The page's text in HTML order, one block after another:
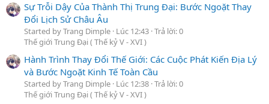
Sự Trỗi Dậy Của Thành Thị Trung Đại: Bước Ngoặt Thay
Đổi Lịch Sử Châu Âu
Started by Trang Dimple Lúc 12:43 Trả lời: 0
Thế giới Trung Đại ( Thế kỷ V - XVI )
Hành Trình Thay Đổi Thế Giới: Các Cuộc Phát Kiến Địa Lý
và Bước Ngoặt Kinh Tế Toàn Cầu
Started by Trang Dimple Lúc 12:38 Trả lời: 0
Thế giới Trung Đại ( Thế kỷ V - XVI )